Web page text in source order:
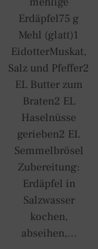
Erdäpfel75 g
Mehl (glatt)1
EidotterMuskat,
Salz und Pfeffer2
EL Butter zum
Braten2 EL
Haselnüsse
gerieben2 EL
Semmelbrösel
Zubereitung:
Erdäpfel in
Salzwasser
kochen,
abseihen,…